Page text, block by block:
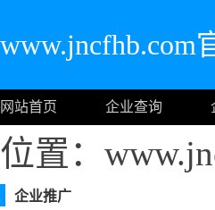
www.jncfhb.com
网站首页 企业查询
位置：
企业推广